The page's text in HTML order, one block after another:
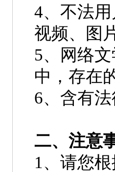
4、不法
视频、图
5、网络
中，存在
6、含有
二、注意
1、请您